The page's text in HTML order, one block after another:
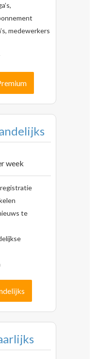
medewerkers
week
te